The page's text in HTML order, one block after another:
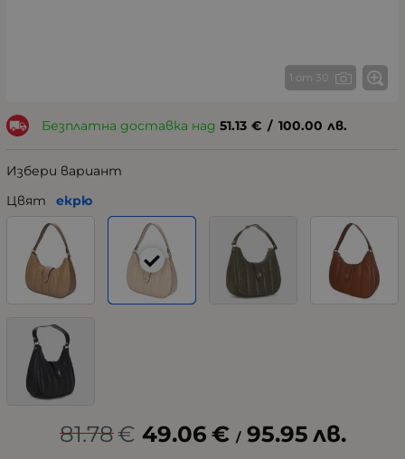
1 от 30
Безплатна доставка над 51.13 € / 100.00 лв.
Избери вариант
Цвят
екрю
81.78€ 49.06 € / 95.95 лв.